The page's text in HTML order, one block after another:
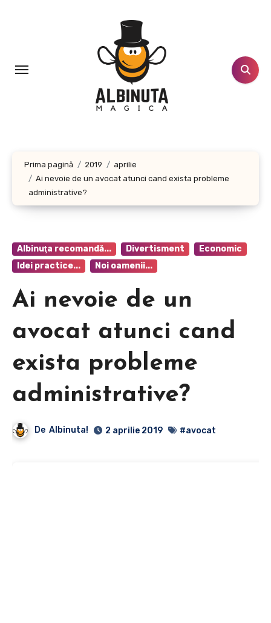
Prima pagină 2019
aprilie
Ai nevoie de un avocat atunci cand exista probleme
administrative?
Albinuţa recomandă... Divertisment
Economic
Idei practice...
Noi oamenii...
Ai nevoie de un
avocat atunci cand
exista probleme
administrative?
De Albinuta! 2 aprilie 2019 #avocat